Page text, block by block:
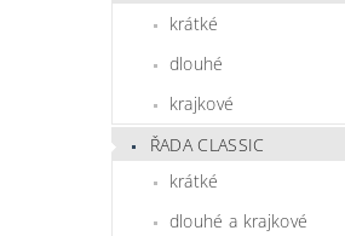
krátké
dlouhé
krajkové
ŘADA CLASSIC
krátké
dlouhé a krajkové